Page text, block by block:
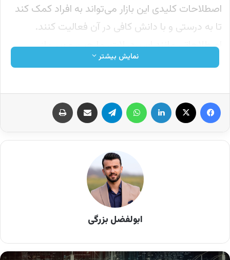
اصطلاحات کلیدی این بازار می‌تواند به افراد کمک کند
تا به درستی و با دانش کافی در آن فعالیت کنند.
اصطلاحاتی مانند اسپرد، لات، مارجین و پیپ از
پرکاربردترین واژگان در معاملات فارکس هستند.
هدف این مقاله توضیح اصطلاحات بازار فارکس به زبان
ساده و قابل فهم برای تازه‌واردان به این بازار است، تا
اصطلاحات بازار فارکس و نحوه استفاده از آنها در
معاملات می‌پردازیم.
اصطلاحات بازار فارکس
نمایش بیشتر
ابولفضل بزرگی